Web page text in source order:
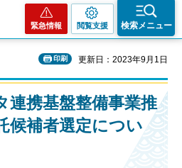
緊急情報 閲覧支援 検索メニュー
印刷 更新日：2023年9月1日
連携基盤整備事業推
候補者選定につい